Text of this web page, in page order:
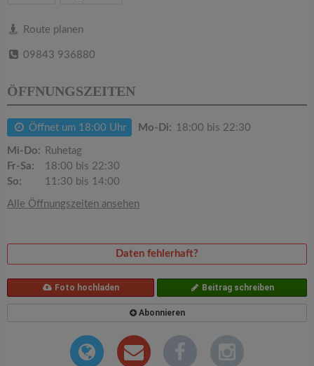
Route planen
09843 936880
ÖFFNUNGSZEITEN
Öffnet um 18:00 Uhr Mo-Di: 18:00 bis 22:30
Mi-Do:
Ruhetag
Fr-Sa:
18:00 bis 22:30
So:
11:30 bis 14:00
Alle Öffnungszeiten ansehen
Daten fehlerhaft?
Foto hochladen Beitrag schreiben
Abonnieren
g
a
t
i
o
n